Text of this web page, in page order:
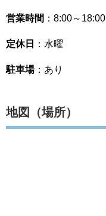
営業時間 ：8:00～18:00
定休日 ：水曜
駐車場：あり
地図（場所）